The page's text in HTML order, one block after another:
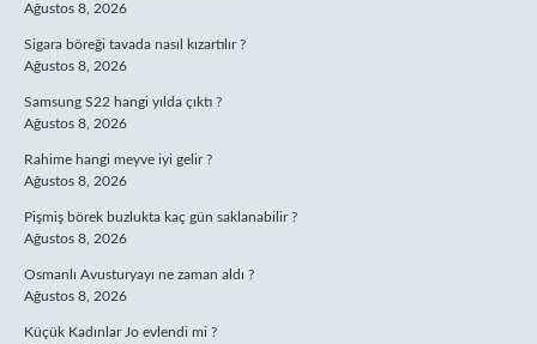
Ağustos 8, 2026
Sigara böreği tavada nasıl kızartılır ?
Ağustos 8, 2026
Samsung S22 hangi yılda çıktı ?
Ağustos 8, 2026
Rahime hangi meyve iyi gelir ?
Ağustos 8, 2026
Pişmiş börek buzlukta kaç gün saklanabilir ?
Ağustos 8, 2026
Osmanlı Avusturyayı ne zaman aldı ?
Ağustos 8, 2026
Küçük Kadınlar Jo evlendi mi ?